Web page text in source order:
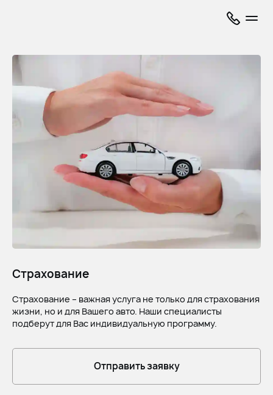
Страхование
Страхование – важная услуга не только для страхования
жизни, но и для Вашего авто. Наши специалисты
подберут для Вас индивидуальную программу.
Отправить заявку